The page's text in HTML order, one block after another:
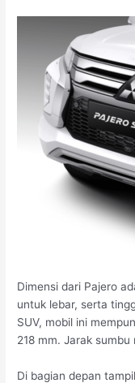
Dimensi dari Pajero
untuk lebar, serta
SUV, mobil ini
218 mm. Jarak
Di bagian depan